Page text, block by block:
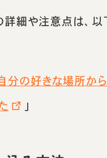
詳細や注意点は、以
分の好きな場所か
」